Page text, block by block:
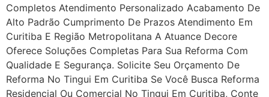
Completos Atendimento Personalizado Acabamento De
Alto Padrão Cumprimento De Prazos Atendimento Em
Curitiba E Região Metropolitana A Atuance Decore
Oferece Soluções Completas Para Sua Reforma Com
Qualidade E Segurança. Solicite Seu Orçamento De
Reforma No Tingui Em Curitiba Se Você Busca Reforma
Residencial Ou Comercial No Tingui Em Curitiba, Conte